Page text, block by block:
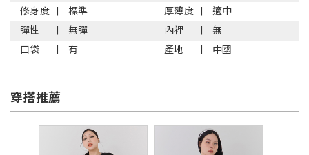
修身度
標準 厚薄度
適中
彈性
無彈 內裡
無
口袋
有 產地 中國
穿搭推薦